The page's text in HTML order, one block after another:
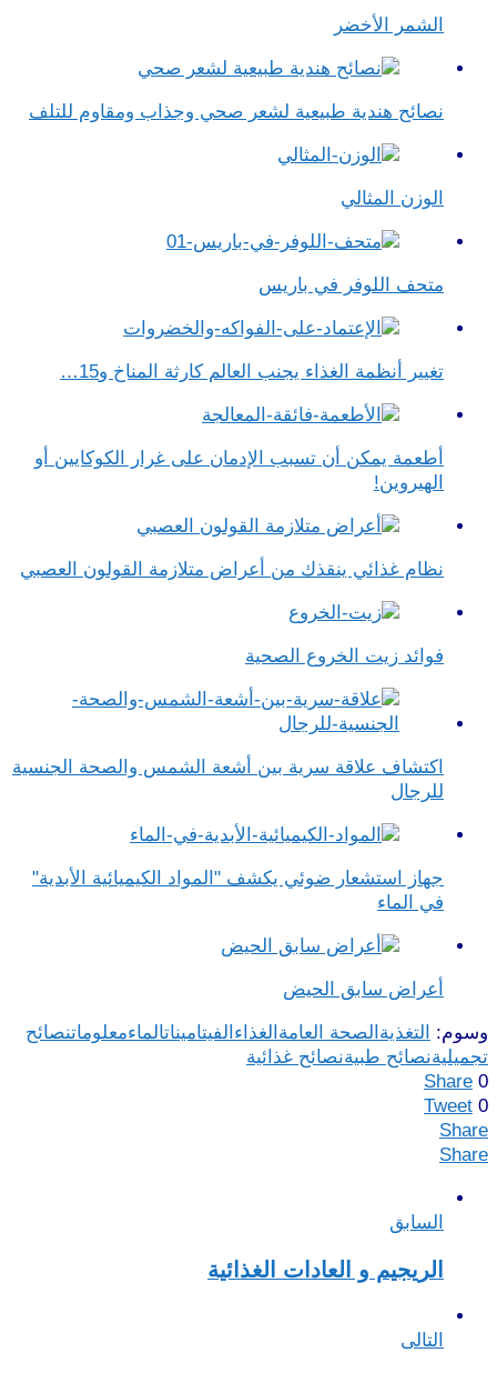
الشمر الأخضر
نصائح هندية طبيعية لشعر صحي وجذاب ومقاوم للتلف
الوزن المثالي
متحف اللوفر في باريس
تغيير أنظمة الغذاء يجنب العالم كارثة المناخ و15…
أطعمة يمكن أن تسبب الإدمان على غرار الكوكايين أو
الهيروين!
نظام غذائي ينقذك من أعراض متلازمة القولون العصبي
فوائد زيت الخروع الصحية
اكتشاف علاقة سرية بين أشعة الشمس والصحة الجنسية
للرجال
جهاز استشعار ضوئي يكشف "المواد الكيميائية الأبدية"
في الماء
أعراض سابق الحيض
وسوم: التغذية الصحة العامة الغذاء الفيتاميناتالماءمعلوماتنصائح
تجميليةنصائح طبيةنصائح غذائية
Share 0
Tweet 0
Share
Share
السابق
الريجيم و العادات الغذائية
التالى